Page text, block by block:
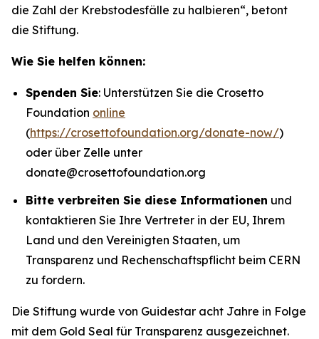
die Zahl der Krebstodesfälle zu halbieren“, betont
die Stiftung.
Wie Sie helfen können:
Spenden Sie: Unterstützen Sie die Crosetto
Foundation online
(https://crosettofoundation.org/donate-now/)
oder über Zelle unter
donate@crosettofoundation.org
Bitte verbreiten Sie diese Informationen und
kontaktieren Sie Ihre Vertreter in der EU, Ihrem
Land und den Vereinigten Staaten, um
Transparenz und Rechenschaftspflicht beim CERN
zu fordern.
Die Stiftung wurde von Guidestar acht Jahre in Folge
mit dem Gold Seal für Transparenz ausgezeichnet.